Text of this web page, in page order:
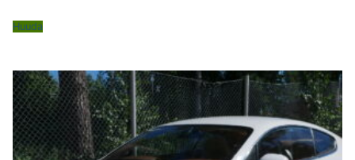
Huuda